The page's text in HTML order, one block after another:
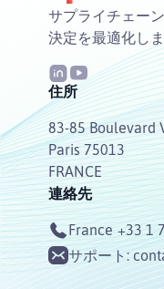
サプライチェー
決定を最適化し
住所
83-85 Boulevard
Paris 75013
FRANCE
連絡先
France +33 1
サポート: